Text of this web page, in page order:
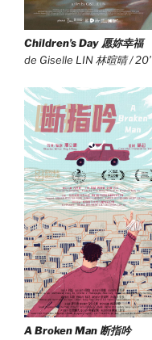
Children’s Day 愿妳幸福
de Giselle LIN 林暄晴 / 20’
A Broken Man 断指吟